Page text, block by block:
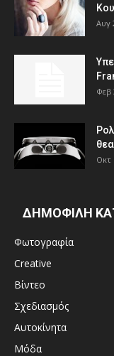
Αυγ
Φεβ
Οκτ
ΔΗΜΟΦΙΛΗ
Φωτογραφία
Creative
Βίντεο
Σχεδιασμός
Αυτοκίνητα
Μόδα